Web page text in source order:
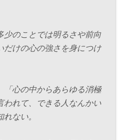
少のことでは明るさや前向
だけの心の強さを身につけ
「心の中からあらゆる消極
われて、できる人なんかい
ない。